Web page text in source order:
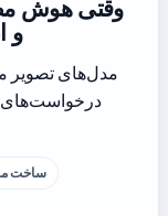
وقتی هوش
و
مدل‌های تصویر
درخواست‌های
ساخت